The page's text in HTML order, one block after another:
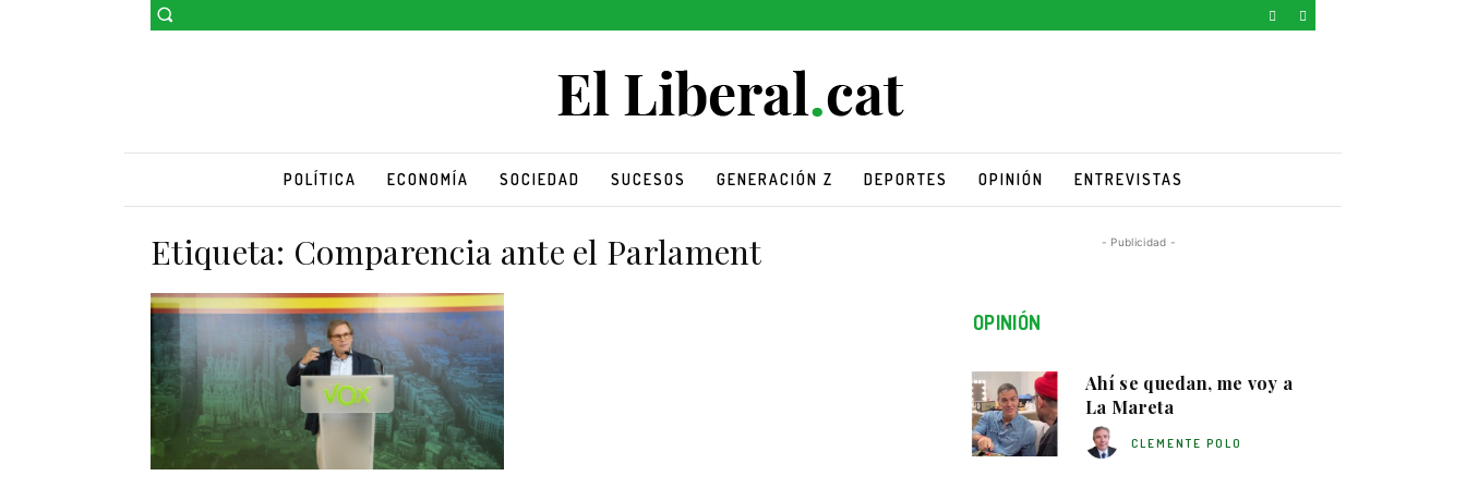
POLÍTICA ECONOMÍA SOCIEDAD SUCESOS GENERACIÓN Z DEPORTES OPINIÓN ENTREVISTAS
Etiqueta: Comparencia ante el Parlament - Publicidad -
OPINIÓN
Ahí se quedan, me voy a
La Mareta
CLEMENTE POLO